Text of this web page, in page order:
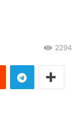
2294